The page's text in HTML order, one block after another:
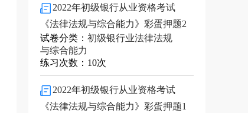
2022年初级银行从业资格考试
《法律法规与综合能力》彩蛋押题2
试卷分类： 初级银行业法律法规
与综合能力
练习次数：10次
2022年初级银行从业资格考试
《法律法规与综合能力》彩蛋押题1